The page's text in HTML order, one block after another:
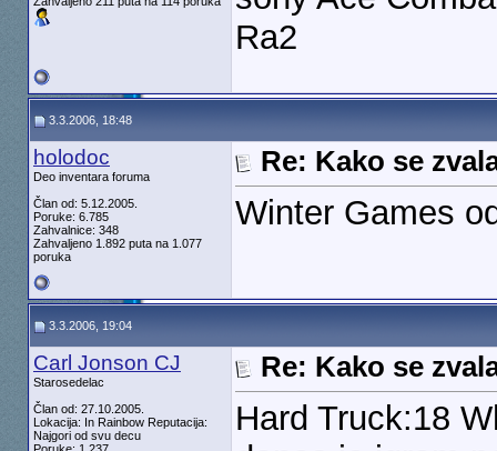
Ra2
3.3.2006, 18:48
holodoc
Deo inventara foruma
Član od: 5.12.2005.
Poruke: 6.785
Zahvalnice: 348
Zahvaljeno 1.892 puta na 1.077
poruka
Re: Kako se
Winter Games
3.3.2006, 19:04
Carl Jonson CJ
Starosedelac
Član od: 27.10.2005.
Lokacija: In Rainbow Reputacija:
Najgori od svu decu
Re: Kako se
Hard Truck:18